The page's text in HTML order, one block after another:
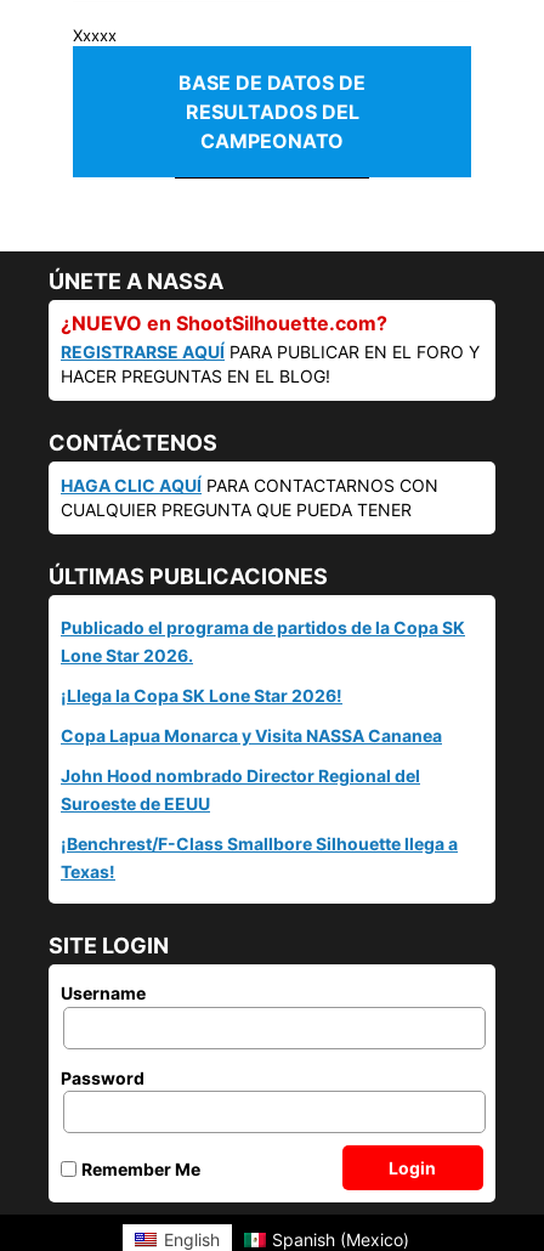
Xxxxx
BASE DE DATOS DE
RESULTADOS DEL
CAMPEONATO
ÚNETE A NASSA
¿NUEVO en ShootSilhouette.com?
REGISTRARSE AQUÍ PARA PUBLICAR EN EL FORO Y
HACER PREGUNTAS EN EL BLOG!
CONTÁCTENOS
HAGA CLIC AQUÍ PARA CONTACTARNOS CON
CUALQUIER PREGUNTA QUE PUEDA TENER
ÚLTIMAS PUBLICACIONES
Publicado el programa de partidos de la Copa SK
Lone Star 2026.
¡Llega la Copa SK Lone Star 2026!
Copa Lapua Monarca y Visita NASSA Cananea
John Hood nombrado Director Regional del
Suroeste de EEUU
¡Benchrest/F-Class Smallbore Silhouette llega a
Texas!
SITE LOGIN
Username
Password
Remember Me Login
English Spanish (Mexico)